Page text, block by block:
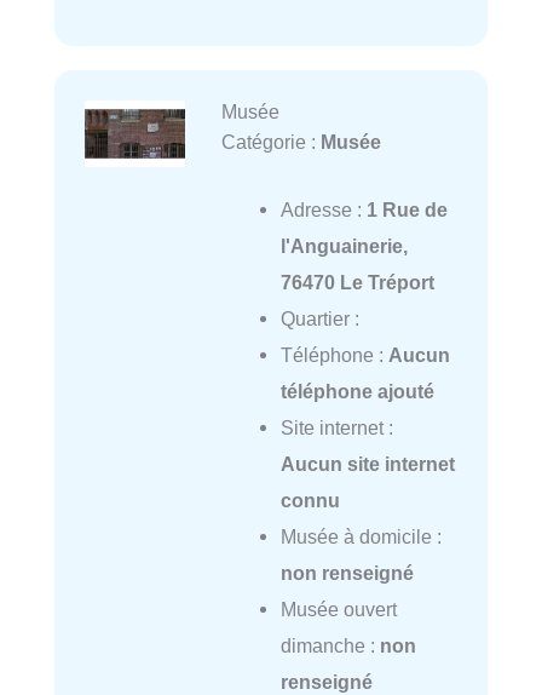
Musée
Catégorie : Musée
Adresse : 1 Rue de
l'Anguainerie,
76470 Le Tréport
Quartier :
Téléphone : Aucun
téléphone ajouté
Site internet :
Aucun site internet
connu
Musée à domicile :
non renseigné
Musée ouvert
dimanche : non
renseigné